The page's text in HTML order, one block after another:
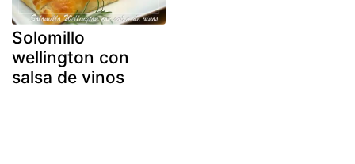
Solomillo
wellington con
salsa de vinos